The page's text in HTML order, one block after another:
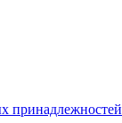
принадлежностей